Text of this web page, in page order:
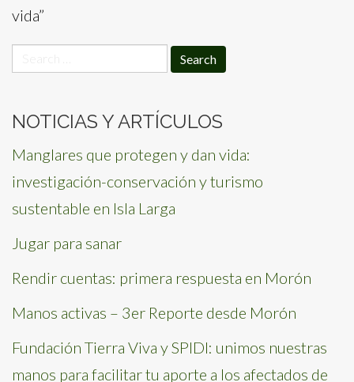
vida”
for:
NOTICIAS Y ARTÍCULOS
Manglares que protegen y dan vida:
investigación-conservación y turismo
sustentable en Isla Larga
Jugar para sanar
Rendir cuentas: primera respuesta en Morón
Manos activas – 3er Reporte desde Morón
Fundación Tierra Viva y SPIDI: unimos nuestras
manos para facilitar tu aporte a los afectados de